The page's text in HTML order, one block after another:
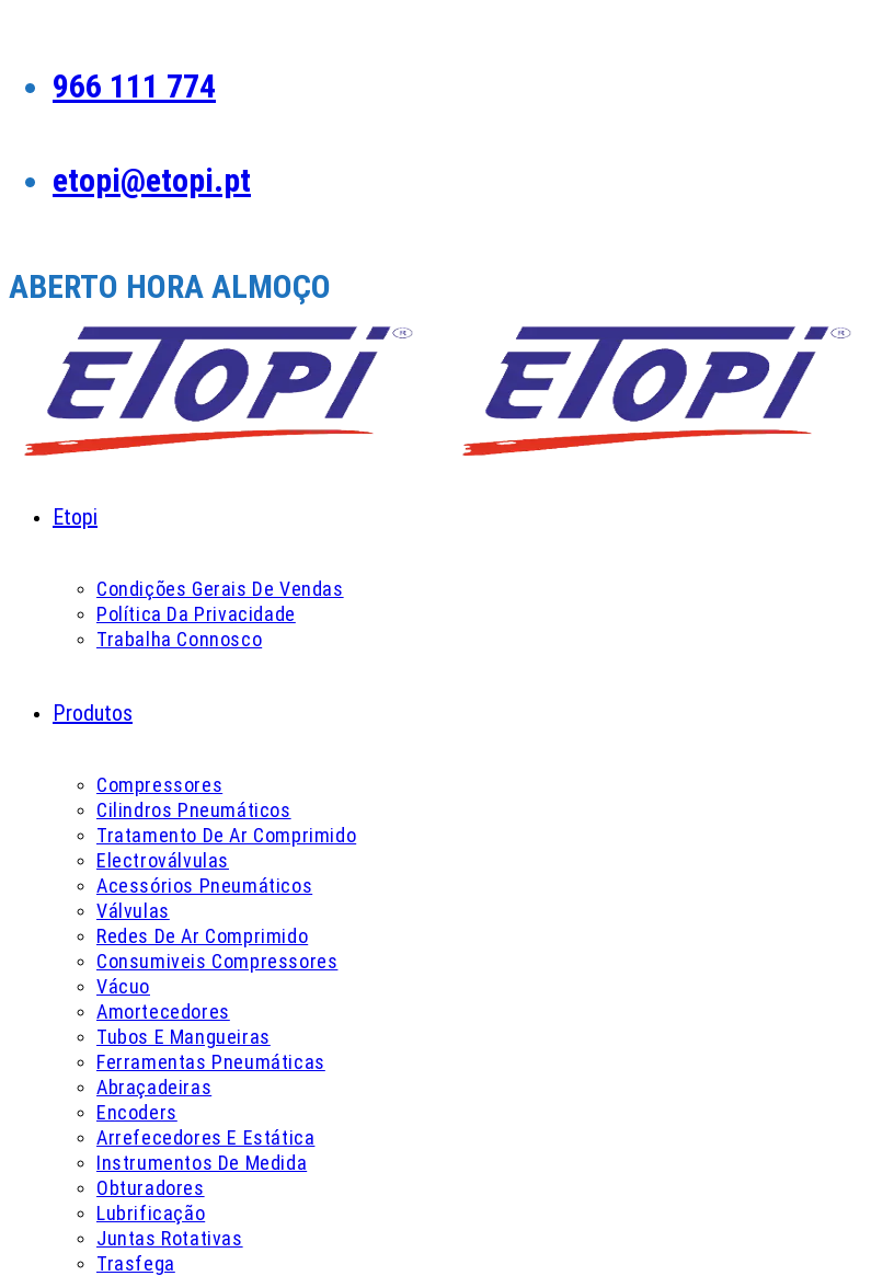
content966 111 774
etopi@etopi.pt
ABERTO HORA ALMOÇO
Etopi
Condições Gerais De Vendas
Política Da Privacidade
Trabalha Connosco
Produtos
Compressores
Cilindros Pneumáticos
Tratamento De Ar Comprimido
Electroválvulas
Acessórios Pneumáticos
Válvulas
Redes De Ar Comprimido
Consumiveis Compressores
Vácuo
Amortecedores
Tubos E Mangueiras
Ferramentas Pneumáticas
Abraçadeiras
Encoders
Arrefecedores E Estática
Instrumentos De Medida
Obturadores
Lubrificação
Juntas Rotativas
Trasfega